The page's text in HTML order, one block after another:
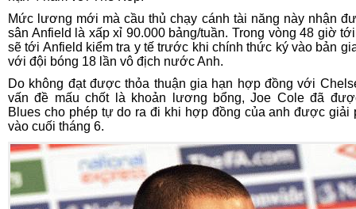
Mức lương mới mà cầu thủ chạy cánh tài năng này nhận
sân Anfield là xấp xỉ 90.000 bảng/tuần. Trong vòng 48 giờ
sẽ tới Anfield kiểm tra y tế trước khi chính thức ký vào bản
với đội bóng 18 lần vô địch nước Anh.
Do không đạt được thỏa thuận gia hạn hợp đồng với
vấn đề mấu chốt là khoản lương bổng, Joe Cole đã
Blues cho phép tự do ra đi khi hợp đồng của anh được giải
vào cuối tháng 6.